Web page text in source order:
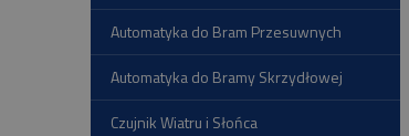
Automatyka do Bram Przesuwnych
Automatyka do Bramy Skrzydłowej
Czujnik Wiatru i Słońca